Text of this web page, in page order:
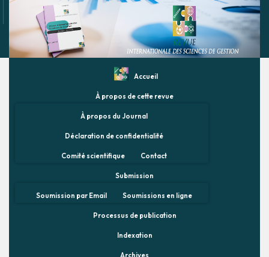
Accueil
À propos de cette revue
À propos du Journal
Déclaration de confidentialité
Comité scientifique Contact
Submission
Soumission par Email Soumissions en ligne
Processus de publication
Indexation
Archives